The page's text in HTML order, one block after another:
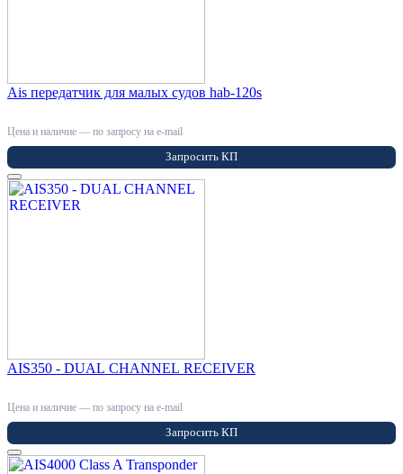
Ais передатчик для малых судов hab-120s
Цена и наличие — по запросу на e-mail
Запросить КП
AIS350 - DUAL CHANNEL RECEIVER
Цена и наличие — по запросу на e-mail
Запросить КП